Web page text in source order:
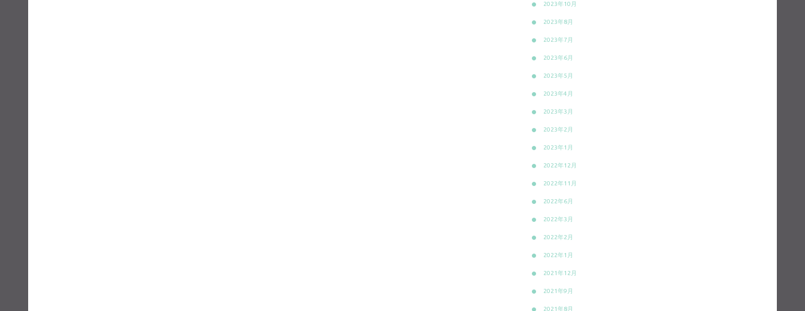
2023年10月
2023年8月
2023年7月
2023年6月
2023年5月
2023年4月
2023年3月
2023年2月
2023年1月
2022年12月
2022年11月
2022年6月
2022年3月
2022年2月
2022年1月
2021年12月
2021年9月
2021年8月